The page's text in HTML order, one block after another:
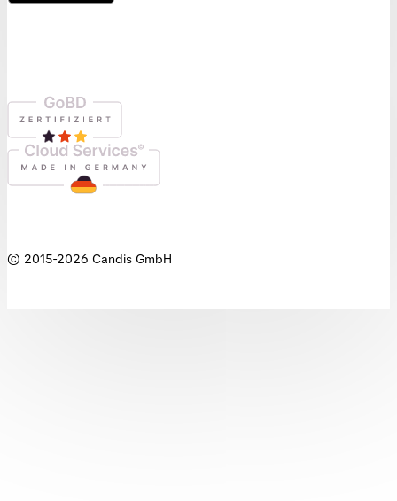
© 2015-2026 Candis GmbH